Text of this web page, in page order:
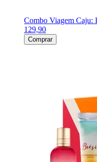
Combo Viagem Caju:
129,90
Comprar